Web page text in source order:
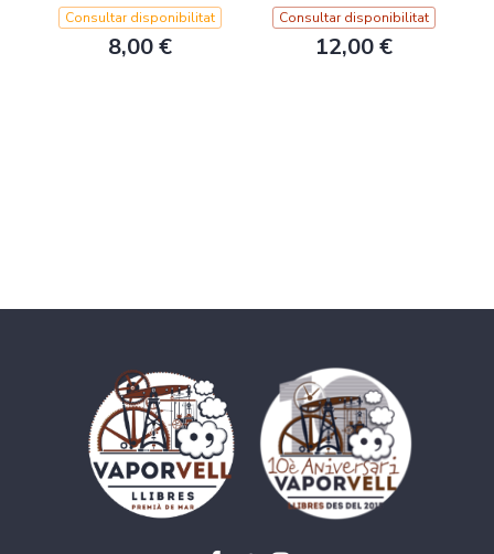
Consultar disponibilitat
8,00 €
Consultar disponibilitat
12,00 €